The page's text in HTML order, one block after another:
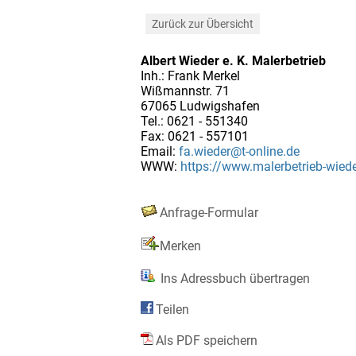
Zurück zur Übersicht
Albert Wieder e. K. Malerbetrieb
Inh.: Frank Merkel
Wißmannstr. 71
67065 Ludwigshafen
Tel.: 0621 - 551340
Fax: 0621 - 557101
Email: fa.wieder@t-online.de
WWW: https://www.malerbetrieb-
Anfrage-Formular
Merken
Ins Adressbuch übertragen
Teilen
Als PDF speichern